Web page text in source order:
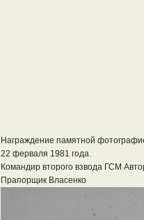
Награждение памятной
22 ферваля 1981 года.
Командир второго взвода ГСМ
Прапорщик Власенко